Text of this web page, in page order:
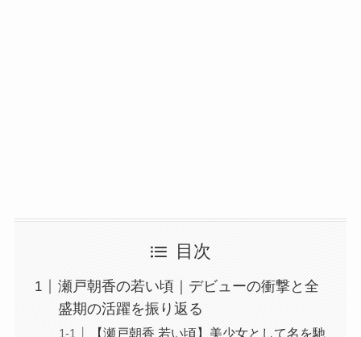
目次
瀬戸朝香の若い頃｜デビューの衝撃と全
盛期の活躍を振り返る
【瀬戸朝香 若い頃】美少女として名を馳